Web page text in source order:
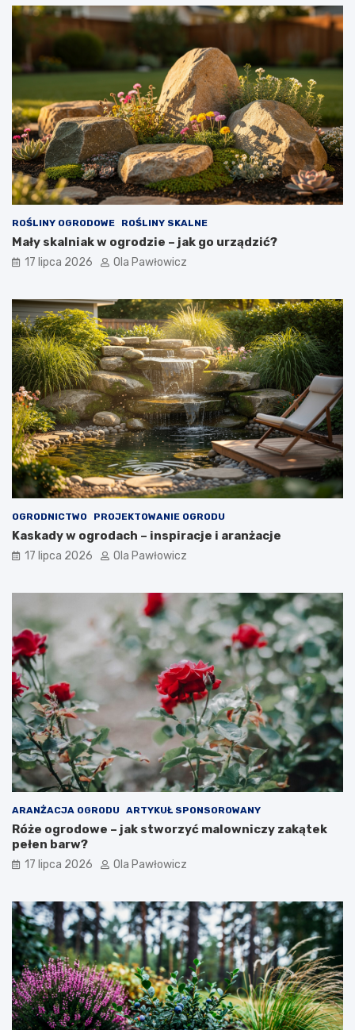
ROŚLINY OGRODOWE ROŚLINY SKALNE
Mały skalniak w ogrodzie – jak go urządzić?
17 lipca 2026 Ola Pawłowicz
OGRODNICTWO PROJEKTOWANIE OGRODU
Kaskady w ogrodach – inspiracje i aranżacje
17 lipca 2026 Ola Pawłowicz
ARANŻACJA OGRODU ARTYKUŁ SPONSOROWANY
Róże ogrodowe – jak stworzyć malowniczy zakątek
pełen barw?
17 lipca 2026 Ola Pawłowicz